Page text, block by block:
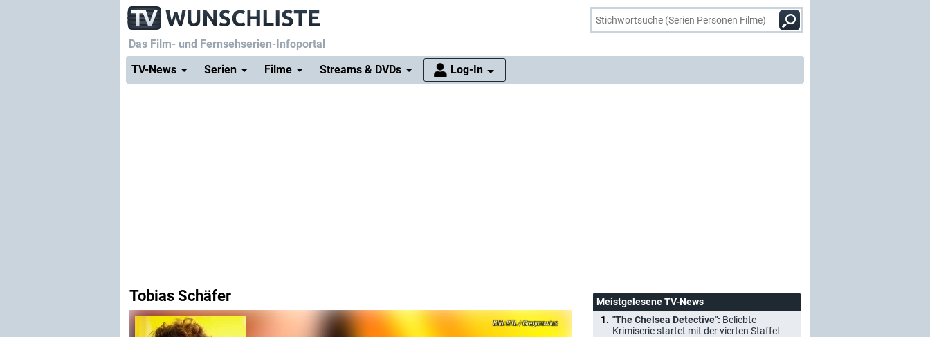
Das Film- und Fernsehserien-Infoportal
TV-News
Serien Filme Streams & DVDs Log-In
Tobias Schäfer
RTL / Gregorowius
Meistgelesene TV-News
"The Chelsea Detective": Beliebte
Krimiserie startet mit der vierten Staffel